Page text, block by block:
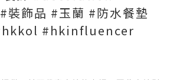
飾品 #玉蘭 #防水餐墊
#hkinfluencer